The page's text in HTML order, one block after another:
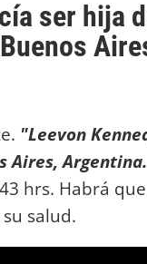
ser hija
"Leevon
Aires,
hrs. Habrá
salud.